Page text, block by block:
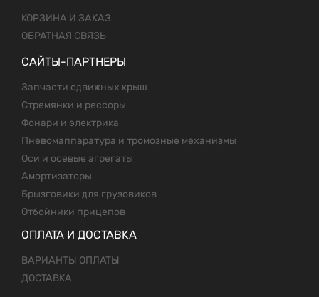
КОРЗИНА И ЗАКАЗ
ОБРАТНАЯ СВЯЗЬ
САЙТЫ-ПАРТНЕРЫ
Запчасти сдвижных крыш
Стремянки и рессоры
Фонари и электрика
Пневомаппаратура и тромозные механизмы
Оси и осевые агрегаты
Амортизаторы
Брызговики для грузовиков
Отбойники прицепов
ОПЛАТА И ДОСТАВКА
ВАРИАНТЫ ОПЛАТЫ
ДОСТАВКА